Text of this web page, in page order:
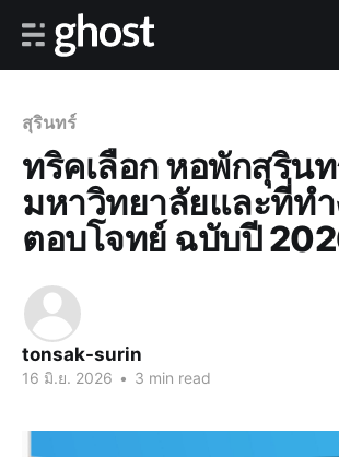
สุรินทร์
ทริคเลือก หอพักสุริน
มหาวิทยาลัยและที่ท
ตอบโจทย์ ฉบับปี
tonsak-surin
16 มิ.ย. 2026 • 3 min read